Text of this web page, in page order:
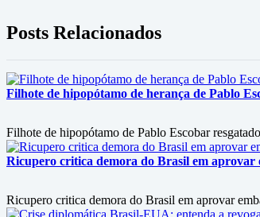
Posts Relacionados
Filhote de hipopótamo de herança de Pablo
Filhote de hipopótamo de Pablo Escobar
Ricupero critica demora do Brasil em aprovar
Ricupero critica demora do Brasil em aprovar